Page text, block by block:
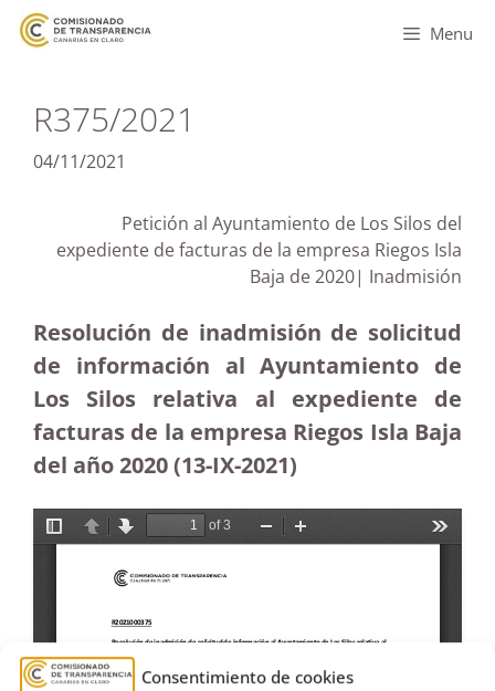
Consentimiento de cookies
Menu
R375/2021
04/11/2021
Petición al Ayuntamiento de Los Silos del
expediente de facturas de la empresa Riegos Isla
Baja de 2020| Inadmisión
Resolución de inadmisión de solicitud
de información al Ayuntamiento de
Los Silos relativa al expediente de
facturas de la empresa Riegos Isla Baja
del año 2020 (13-IX-2021)